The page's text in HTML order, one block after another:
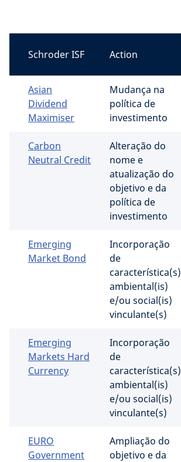
Schroder ISF Action
Asian
Dividend
Maximiser
Mudança na
política de
investimento
Carbon
Neutral Credit
Alteração do
nome e
atualização do
objetivo e da
política de
investimento
Emerging
Market Bond
Incorporação
de
característica(s)
ambiental(is)
e/ou social(is)
vinculante(s)
Emerging
Markets Hard
Currency
Incorporação
de
característica(s)
ambiental(is)
e/ou social(is)
vinculante(s)
EURO
Government
Ampliação do
objetivo e da